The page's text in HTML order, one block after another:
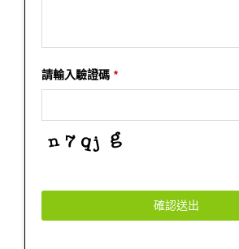
請輸入驗證碼 *
確認送出